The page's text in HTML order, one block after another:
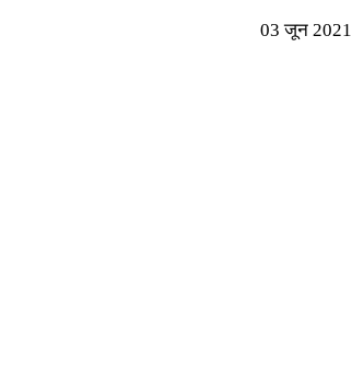
03 जून 2021